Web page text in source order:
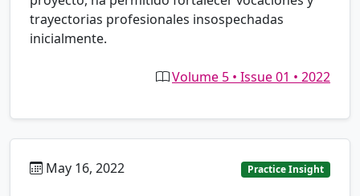
trayectorias profesionales insospechadas
inicialmente.
Volume 5 • Issue 01 • 2022
May 16, 2022 Practice Insight